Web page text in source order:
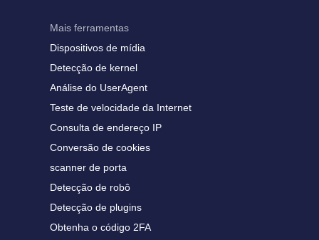
Mais ferramentas
Dispositivos de mídia
Detecção de kernel
Análise do UserAgent
Teste de velocidade da Internet
Consulta de endereço IP
Conversão de cookies
scanner de porta
Detecção de robô
Detecção de plugins
Obtenha o código 2FA